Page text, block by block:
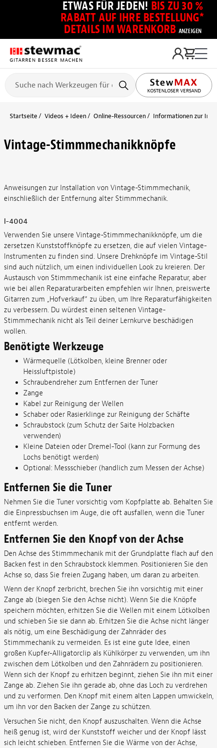
ETWAS FÜR JEDEN! BIS ZU 30 %
RABATT AUF IHRE BESTELLUNG*
DETAILS IM WARENKORB ANZEIGEN
GITARREN BESSER MACHEN
KOSTENLOSER VERSAND
Startseite Videos + Ideen Online-Ressourcen Informationen zur
Vintage-Stimmmechanikknöpfe
Anweisungen zur Installation von Vintage-Stimmmechanik,
einschließlich der Entfernung alter Stimmmechanik.
I-4004
Verwenden Sie unsere Vintage-Stimmmechanikknöpfe, um die
zersetzen Kunststoffknöpfe zu ersetzen, die auf vielen Vintage-
Instrumenten zu finden sind. Unsere Drehknöpfe im Vintage-Stil
sind auch nützlich, um einen individuellen Look zu kreieren. Der
Austausch von Stimmmechanik ist eine einfache Reparatur, aber
wie bei allen Reparaturarbeiten empfehlen wir Ihnen, preiswerte
Gitarren zum „Hofverkauf“ zu üben, um Ihre Reparaturfähigkeiten
zu verbessern. Du würdest einen seltenen Vintage-
Stimmmechanik nicht als Teil deiner Lernkurve beschädigen
wollen.
Benötigte Werkzeuge
Wärmequelle (Lötkolben, kleine Brenner oder
Heissluftpistole)
Schraubendreher zum Entfernen der Tuner
Zange
Kabel zur Reinigung der Wellen
Schaber oder Rasierklinge zur Reinigung der Schäfte
Schraubstock (zum Schutz der Saite Holzbacken
verwenden)
Kleine Dateien oder Dremel-Tool (kann zur Formung des
Lochs benötigt werden)
Optional: Messschieber (handlich zum Messen der Achse)
Entfernen Sie die Tuner
Nehmen Sie die Tuner vorsichtig vom Kopfplatte ab. Behalten Sie
die Einpressbuchsen im Auge, die oft ausfallen, wenn die Tuner
entfernt werden.
Entfernen Sie den Knopf von der Achse
Den Achse des Stimmmechanik mit der Grundplatte flach auf den
Backen fest in den Schraubstock klemmen. Positionieren Sie den
Achse so, dass Sie freien Zugang haben, um daran zu arbeiten.
Wenn der Knopf zerbricht, brechen Sie ihn vorsichtig mit einer
Zange ab (biegen Sie den Achse nicht). Wenn Sie die Knöpfe
speichern möchten, erhitzen Sie die Wellen mit einem Lötkolben
und schieben Sie sie dann ab. Erhitzen Sie die Achse nicht länger
als nötig, um eine Beschädigung der Zahnräder des
Stimmmechanik zu vermeiden. Es ist eine gute Idee, einen
großen Kupfer-Alligatorclip als Kühlkörper zu verwenden, um ihn
zwischen dem Lötkolben und den Zahnrädern zu positionieren.
Wenn sich der Knopf zu erhitzen beginnt, ziehen Sie ihn mit einer
Zange ab. Ziehen Sie ihn gerade ab, ohne das Loch zu verdrehen
und zu verformen. Den Knopf mit einem alten Lappen umwickeln,
um ihn vor den Backen der Zange zu schützen.
Versuchen Sie nicht, den Knopf auszuschalten. Wenn die Achse
heiß genug ist, wird der Kunststoff weicher und der Knopf lässt
sich leicht schieben. Entfernen Sie die Wärme von der Achse,